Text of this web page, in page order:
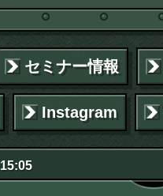
セミナー情報
Instagram
15:05